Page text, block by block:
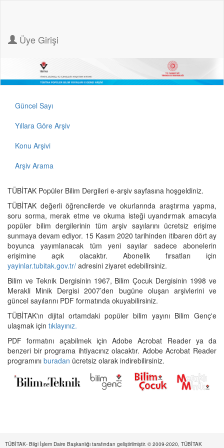
Üye Girişi
Güncel Sayı
Yıllara Göre Arşiv
Konu Arşivi
Arşiv Arama
TÜBİTAK Popüler Bilim Dergileri e-arşiv sayfasına hoşgeldiniz.
TÜBİTAK değerli öğrencilerde ve okurlarında araştırma yapma,
soru sorma, merak etme ve okuma isteği uyandırmak amacıyla
popüler bilim dergilerinin tüm arşiv sayılarını ücretsiz erişime
sunmaya devam ediyor. 15 Kasım 2020 tarihinden itibaren dört ay
boyunca yayımlanacak tüm yeni sayılar sadece abonelerin
erişimine açık olacaktır. Abonelik fırsatları için
yayinlar.tubitak.gov.tr/ adresini ziyaret edebilirsiniz.
Bilim ve Teknik Dergisinin 1967, Bilim Çocuk Dergisinin 1998 ve
Merakli Minik Dergisi 2007’den bugüne oluşan arşivlerini ve
güncel sayılarını PDF formatında okuyabilirsiniz.
TÜBİTAK'ın dijital ortamdaki popüler bilim yayını Bilim Genç'e
ulaşmak için tıklayınız.
PDF formatını açabilmek için Adobe Acrobat Reader ya da
benzeri bir programa ihtiyacınız olacaktır. Adobe Acrobat Reader
programını buradan ücretsiz olarak indirebilirsiniz.
TÜBİTAK- Bilgi İşlem Daire Başkanlığı tarafından geliştirilmiştir. © 2009-2020, TÜBİTAK